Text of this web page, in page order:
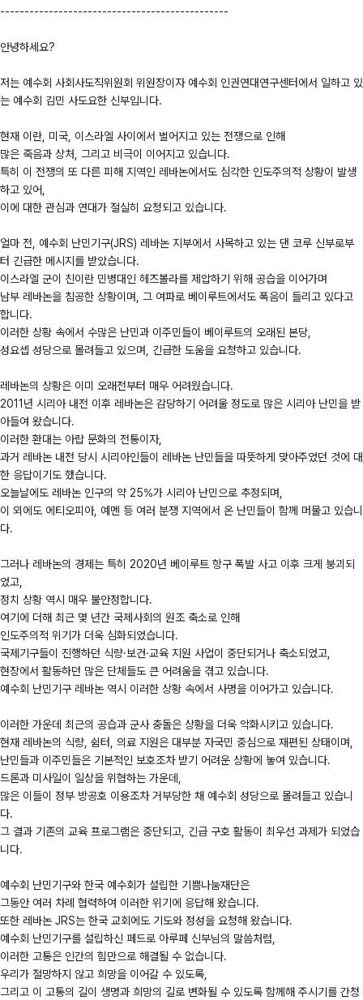
-----------------------------------------------
안녕하세요?
저는 예수회 사회사도직위원회 위원장이자 예수회 인권연대연구센터에서 일하고 있
는 예수회 김민 사도요한 신부입니다.
현재 이란, 미국, 이스라엘 사이에서 벌어지고 있는 전쟁으로 인해
많은 죽음과 상처, 그리고 비극이 이어지고 있습니다.
특히 이 전쟁의 또 다른 피해 지역인 레바논에서도 심각한 인도주의적 상황이 발생
하고 있어,
이에 대한 관심과 연대가 절실히 요청되고 있습니다.
얼마 전, 예수회 난민기구(JRS) 레바논 지부에서 사목하고 있는 댄 코루 신부로부
터 긴급한 메시지를 받았습니다.
이스라엘 군이 친이란 민병대인 헤즈볼라를 제압하기 위해 공습을 이어가며
남부 레바논을 침공한 상황이며, 그 여파로 베이루트에서도 폭음이 들리고 있다고
합니다.
이러한 상황 속에서 수많은 난민과 이주민들이 베이루트의 오래된 본당,
성요셉 성당으로 몰려들고 있으며, 긴급한 도움을 요청하고 있습니다.
레바논의 상황은 이미 오래전부터 매우 어려웠습니다.
2011년 시리아 내전 이후 레바논은 감당하기 어려울 정도로 많은 시리아 난민을 받
아들여 왔습니다.
이러한 환대는 아랍 문화의 전통이자,
과거 레바논 내전 당시 시리아인들이 레바논 난민들을 따뜻하게 맞아주었던 것에 대
한 응답이기도 했습니다.
오늘날에도 레바논 인구의 약 25%가 시리아 난민으로 추정되며,
이 외에도 에티오피아, 예멘 등 여러 분쟁 지역에서 온 난민들이 함께 머물고 있습니
다.
그러나 레바논의 경제는 특히 2020년 베이루트 항구 폭발 사고 이후 크게 붕괴되
었고,
정치 상황 역시 매우 불안정합니다.
여기에 더해 최근 몇 년간 국제사회의 원조 축소로 인해
인도주의적 위기가 더욱 심화되었습니다.
국제기구들이 진행하던 식량·보건·교육 지원 사업이 중단되거나 축소되었고,
현장에서 활동하던 많은 단체들도 큰 어려움을 겪고 있습니다.
예수회 난민기구 레바논 역시 이러한 상황 속에서 사명을 이어가고 있습니다.
이러한 가운데 최근의 공습과 군사 충돌은 상황을 더욱 악화시키고 있습니다.
현재 레바논의 식량, 쉼터, 의료 지원은 대부분 자국민 중심으로 재편된 상태이며,
난민들과 이주민들은 기본적인 보호조차 받기 어려운 상황에 놓여 있습니다.
드론과 미사일이 일상을 위협하는 가운데,
많은 이들이 정부 방공호 이용조차 거부당한 채 예수회 성당으로 몰려들고 있습니
다.
그 결과 기존의 교육 프로그램은 중단되고, 긴급 구호 활동이 최우선 과제가 되었습
니다.
예수회 난민기구와 한국 예수회가 설립한 기쁨나눔재단은
그동안 여러 차례 협력하여 이러한 위기에 응답해 왔습니다.
또한 레바논 JRS는 한국 교회에도 기도와 정성을 요청해 왔습니다.
예수회 난민기구를 설립하신 페드로 아루페 신부님의 말씀처럼,
이러한 고통은 인간의 힘만으로 해결될 수 없습니다.
우리가 절망하지 않고 희망을 이어갈 수 있도록,
그리고 이 고통의 길이 생명과 희망의 길로 변화될 수 있도록 함께해 주시기를 간청